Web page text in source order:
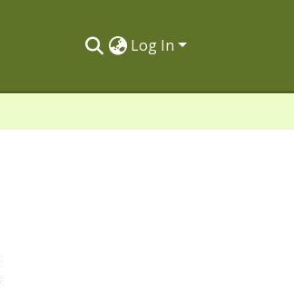
Log In